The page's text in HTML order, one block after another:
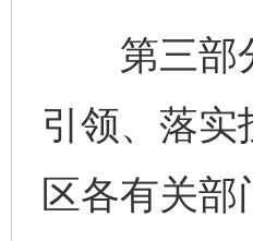
第三部分
引领、落
区各有关